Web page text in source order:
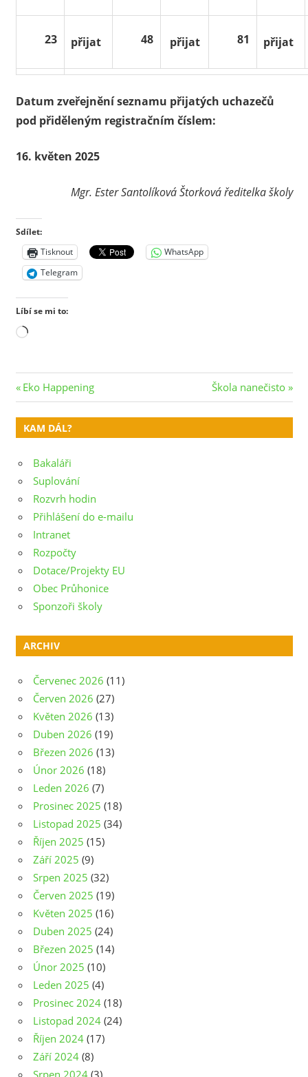
23 přijat 48 přijat 81 přijat
Datum zveřejnění seznamu přijatých uchazečů
pod přiděleným registračním číslem:
16. květen 2025
Mgr. Ester Santolíková Štorková ředitelka školy
Sdílet:
Tisknout
WhatsApp
Telegram
Líbí se mi to:
Načítání…
Navigace
pro
příspěvek
Previous
Post:
Eko Happening
Next
Post:
Škola nanečisto
KAM DÁL?
Bakaláři
Suplování
Rozvrh hodin
Přihlášení do e-mailu
Intranet
Rozpočty
Dotace/Projekty EU
Obec Průhonice
Sponzoři školy
ARCHIV
Červenec 2026 (11)
Červen 2026 (27)
Květen 2026 (13)
Duben 2026 (19)
Březen 2026 (13)
Únor 2026 (18)
Leden 2026 (7)
Prosinec 2025 (18)
Listopad 2025 (34)
Říjen 2025 (15)
Září 2025 (9)
Srpen 2025 (32)
Červen 2025 (19)
Květen 2025 (16)
Duben 2025 (24)
Březen 2025 (14)
Únor 2025 (10)
Leden 2025 (4)
Prosinec 2024 (18)
Listopad 2024 (24)
Říjen 2024 (17)
Září 2024 (8)